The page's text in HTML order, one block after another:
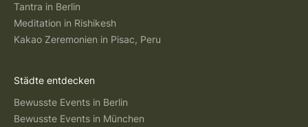
Tantra in Berlin
Meditation in Rishikesh
Kakao Zeremonien in Pisac, Peru
Städte entdecken
Bewusste Events in Berlin
Bewusste Events in München